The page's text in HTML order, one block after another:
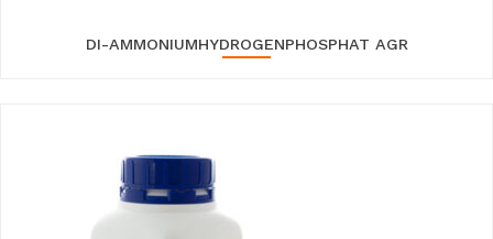
DI-AMMONIUMHYDROGENPHOSPHAT AGR